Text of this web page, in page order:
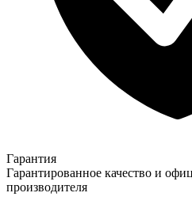
Гарантия
Гарантированное качество и
производителя